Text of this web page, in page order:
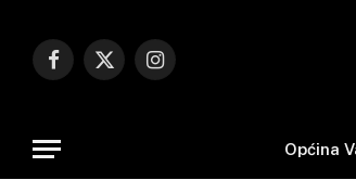
Facebook
X
Instagram
Općina